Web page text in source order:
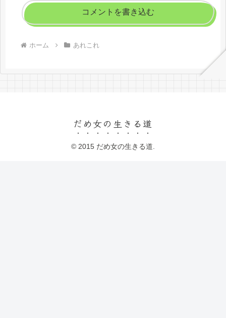
コメントを書き込む
ホーム あれこれ
だめ女の生きる道
© 2015 だめ女の生きる道.